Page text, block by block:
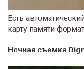
Есть
карту памяти
Ночная съемка